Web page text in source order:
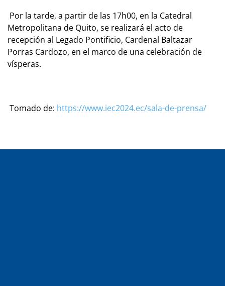
Por la tarde, a partir de las 17h00, en la Catedral
Metropolitana de Quito, se realizará el acto de
recepción al Legado Pontificio, Cardenal Baltazar
Porras Cardozo, en el marco de una celebración de
vísperas.
Tomado de: https://www.iec2024.ec/sala-de-prensa/